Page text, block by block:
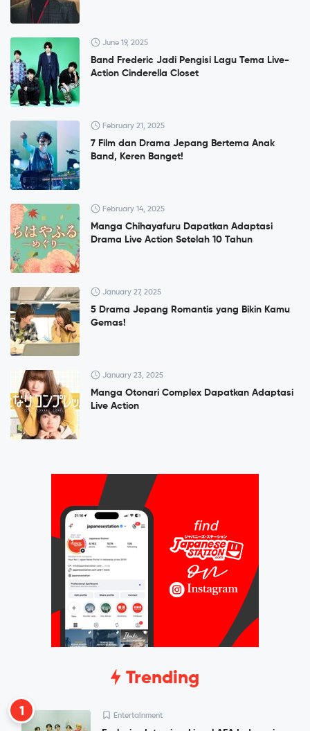
June 19, 2025
Band Frederic Jadi Pengisi Lagu Tema Live-
Action Cinderella Closet
February 21, 2025
7 Film dan Drama Jepang Bertema Anak
Band, Keren Banget!
February 14, 2025
Manga Chihayafuru Dapatkan Adaptasi
Drama Live Action Setelah 10 Tahun
January 27, 2025
5 Drama Jepang Romantis yang Bikin Kamu
Gemas!
January 23, 2025
Manga Otonari Complex Dapatkan Adaptasi
Live Action
Trending
1 Entertainment